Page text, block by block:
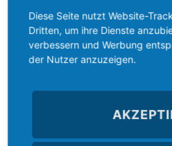
Viren / Trojaner Entfernung
Software Installation und
Diese Seite nutzt Website-
Dritten, um ihre Dienste
verbessern und Werbung
der Nutzer anzuzeigen.